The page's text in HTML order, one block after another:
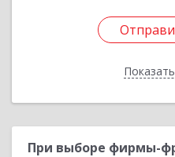
При выборе фирмы-